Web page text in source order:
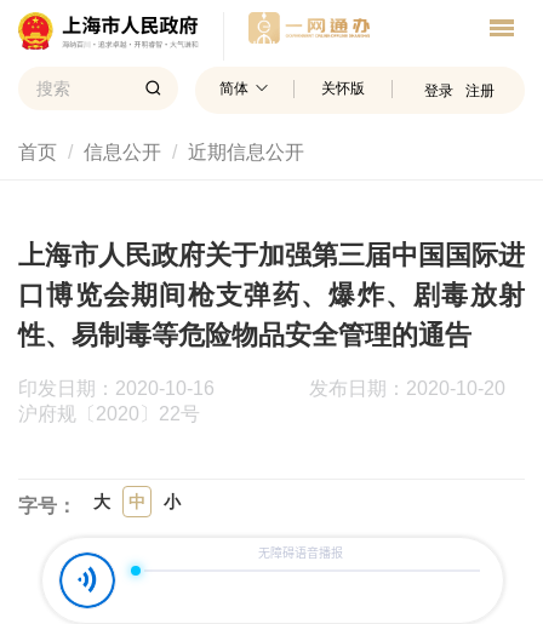
简体 关怀版 登录 注册
首页 信息公开 近期信息公开
上海市人民政府关于加强第三届中国国际进
口博览会期间枪支弹药、爆炸、剧毒放射
性、易制毒等危险物品安全管理的通告
印发日期：2020-10-16
发布日期：2020-10-20
沪府规〔2020〕22号
字号： 大 中 小